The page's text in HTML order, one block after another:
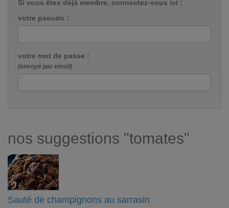
Si vous êtes déjà membre, connectez-vous ici :
votre pseudo :
votre mot de passe :
(envoyé par email)
nos suggestions "tomates"
Sauté de champignons au sarrasin